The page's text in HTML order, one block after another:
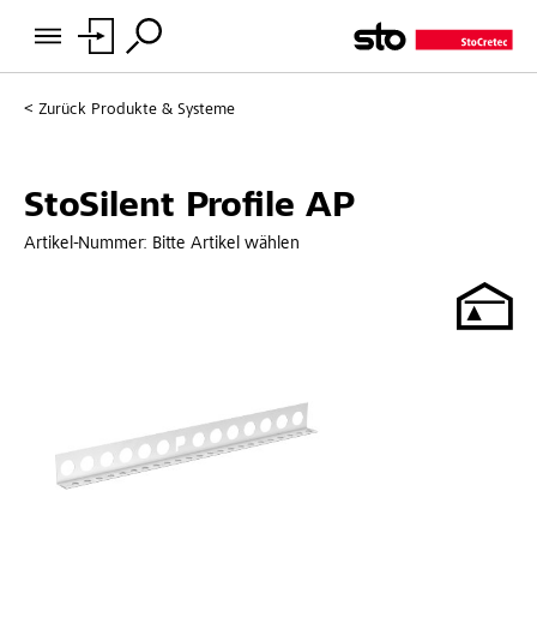
Zurück Produkte & Systeme
StoSilent Profile AP
Artikel-Nummer: Bitte Artikel wählen